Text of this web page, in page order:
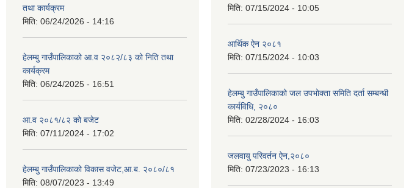
तथा कार्यक्रम
मिति: 06/24/2026 - 14:16
हेलम्बु गाउँपालिकाको आ.व २०८२/८३ को निति तथा
कार्यक्रम
मिति: 06/24/2025 - 16:51
आ.व २०८१/८२ को बजेट
मिति: 07/11/2024 - 17:02
हेलम्बु गाउँपालिकाको विकास वजेट,आ.ब. २०८०/८१
मिति: 08/07/2023 - 13:49
मिति: 07/15/2024 - 10:05
आर्थिक ऐन २०८१
मिति: 07/15/2024 - 10:03
हेलम्बु गाउँपालिकाको जल उपभोक्ता समिति दर्ता सम्बन्धी
कार्यविधि, २०८०
मिति: 02/28/2024 - 16:03
जलवायु परिवर्तन ऐन,२०८०
मिति: 07/23/2023 - 16:13